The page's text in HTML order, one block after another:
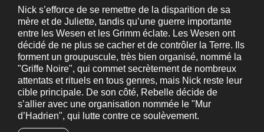
Nick s’efforce de se remettre de la disparition de sa
mère et de Juliette, tandis qu’une guerre importante
entre les Wesen et les Grimm éclate. Les Wesen ont
décidé de ne plus se cacher et de contrôler la Terre. Ils
forment un groupuscule, très bien organisé, nommé la
"Griffe Noire", qui commet secrètement de nombreux
attentats et rituels en tous genres, mais Nick reste leur
cible principale. De son côté, Rebelle décide de
s’allier avec une organisation nommée le "Mur
d’Hadrien", qui lutte contre ce soulèvement.